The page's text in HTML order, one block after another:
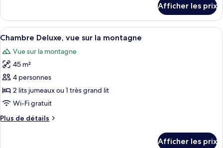
chambre :
Suite,
1
chambre
(Sky)
Suite,
chambre
Afficher les prix
Afficher
toutes
les
photos
pour
ce
type
chambre :
Une chambre d’hôtel avec un
9
Chambre Deluxe, vue sur la montagne
Vue sur la montagne
45 m²
4 personnes
2 lits jumeaux ou 1 très grand lit
Wi-Fi gratuit
Plus de détails
Plus
Afficher les prix